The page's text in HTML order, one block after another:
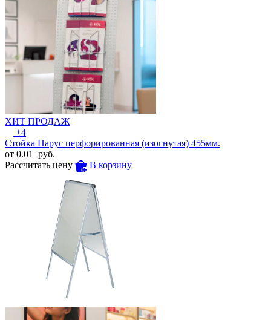
ХИТ ПРОДАЖ
+4
Стойка Парус перфорированная (изогнутая) 455мм.
от 0.01
руб.
Рассчитать цену
В корзину